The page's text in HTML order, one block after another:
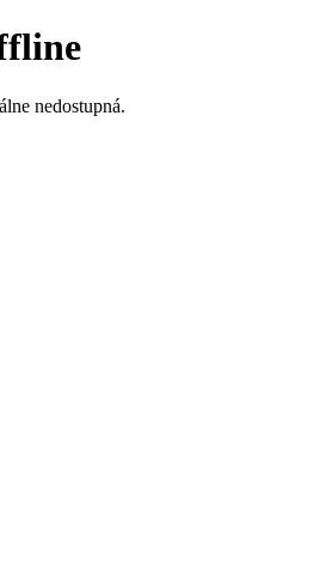
nedostupná.